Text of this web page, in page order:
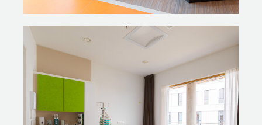
Door het pand zijn veel ontspan- en speelruimten. Zo is
er op de eerste verdieping een Ontdekplek: een
science centrum waar kinderen van verschillende
leeftijden alles kunnen ontdekken over hun lichaam en
hun ziekte. Op de tweede verdieping bevindt zich een
Bouwplaats en een Tienerlounge. Op de derde
verdieping is het Park, een algemene ontmoetingsplek.
Op veel verschillende plekken in het gebouw zijn Nomi